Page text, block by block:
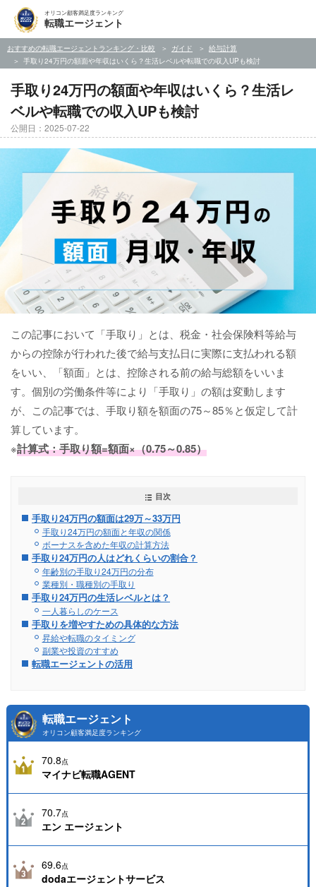
オリコン顧客満足度ランキング
転職エージェント
おすすめの転職エージェントランキング・比較 ガイド
給与計算
手取り24万円の額面や年収はいくら？生活レベルや転職での収入UPも検討
手取り24万円の額面や年収はいくら？生活レ
ベルや転職での収入UPも検討
公開日：2025-07-22
この記事において「手取り」とは、税金・社会保険料等給与
からの控除が行われた後で給与支払日に実際に支払われる額
をいい、「額面」とは、控除される前の給与総額をいいま
す。個別の労働条件等により「手取り」の額は変動します
が、この記事では、手取り額を額面の75～85％と仮定して計
算しています。
※計算式：手取り額=額面×（0.75～0.85）
目次
手取り24万円の額面は29万～33万円
手取り24万円の額面と年収の関係
ボーナスを含めた年収の計算方法
手取り24万円の人はどれくらいの割合？
年齢別の手取り24万円の分布
業種別・職種別の手取り
手取り24万円の生活レベルとは？
一人暮らしのケース
手取りを増やすための具体的な方法
昇給や転職のタイミング
副業や投資のすすめ
転職エージェントの活用
転職エージェント
オリコン顧客満足度ランキング
70.8点
マイナビ転職AGENT
70.7点
エン エージェント
69.6点
dodaエージェントサービス